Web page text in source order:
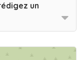
un